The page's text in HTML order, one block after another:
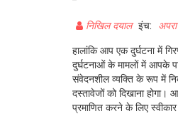
निखिल दयाल इंच:
हालांकि आप एक दुर्घटना में
दुर्घटनाओं के मामलों में आपके
संवेदनशील व्यक्ति के रूप में
दस्तावेजों को दिखाना
प्रमाणित करने के लिए